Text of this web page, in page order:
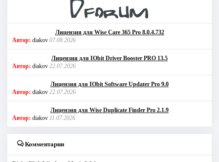
Лицензия для Wise Care 365 Pro 8.0.4.732
Автор: diakov 07.08.2026
Лицензия для IObit Driver Booster PRO 13.5
Автор: diakov 22.07.2026
Лицензия для IObit Software Updater Pro 9.0
Автор: diakov 22.07.2026
Лицензия для Wise Duplicate Finder Pro 2.1.9
Автор: diakov 11.07.2026
Комментарии